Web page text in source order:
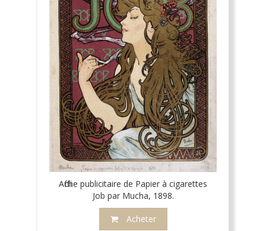
Affiche publicitaire de Papier à cigarettes
Job par Mucha, 1898.
Acheter